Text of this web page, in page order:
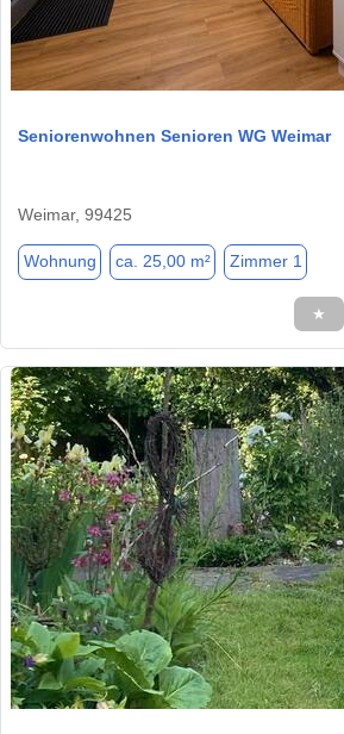
Seniorenwohnen Senioren WG Weimar
Weimar, 99425
Wohnung ca. 25,00 m² Zimmer 1
★